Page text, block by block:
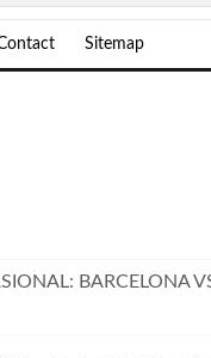
Sitemap
BARCELONA